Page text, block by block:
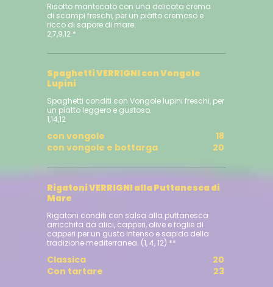
Risotto mantecato con una delicata crema
di scampi freschi, per un piatto cremoso e
ricco di sapore di mare.
2,7,9,12 *
Spaghetti VERRIGNI con Vongole
Lupini
Spaghetti conditi con Vongole lupini freschi, per
un piatto leggero e gustoso.
1,14,12
con vongole
18
con vongole e bottarga
20
Rigatoni VERRIGNI alla Puttanesca di
Mare
Rigatoni conditi con salsa alla puttanesca
arricchita da alici, capperi, olive e foglie di
capperi per un gusto intenso e sapido della
Classica
20
Con tartare
23